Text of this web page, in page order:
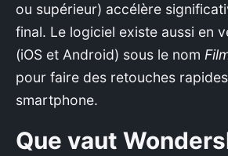
ou supérieur) accélère
final. Le logiciel existe aussi en
(iOS et Android) sous le nom
pour faire des retouches
smartphone.
Que vaut